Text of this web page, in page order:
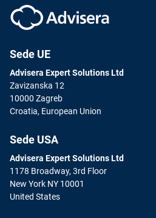
Sede UE
Advisera Expert Solutions Ltd
Zavizanska 12
10000 Zagreb
Croatia, European Union
Sede USA
Advisera Expert Solutions Ltd
1178 Broadway, 3rd Floor
New York NY 10001
United States